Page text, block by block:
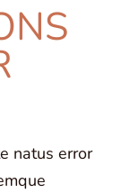
natus error